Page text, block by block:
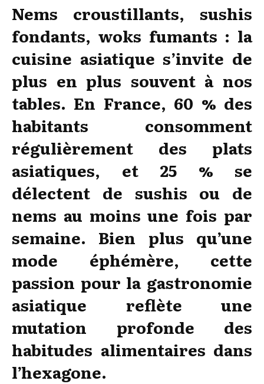
Nems croustillants, sushis
fondants, woks fumants : la
cuisine asiatique s’invite de
plus en plus souvent à nos
tables. En France, 60 % des
habitants consomment
régulièrement des plats
asiatiques, et 25 % se
délectent de sushis ou de
nems au moins une fois par
semaine. Bien plus qu’une
mode éphémère, cette
passion pour la gastronomie
asiatique reflète une
mutation profonde des
habitudes alimentaires dans
l’hexagone.